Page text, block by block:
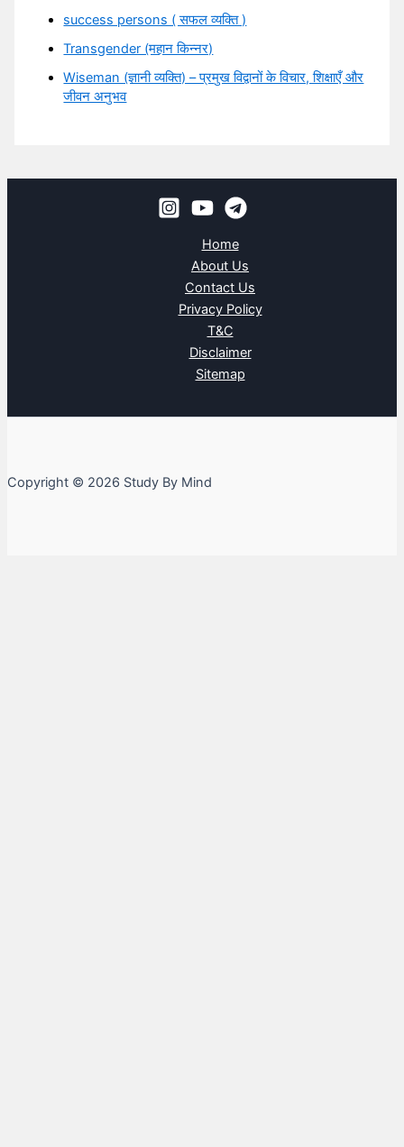
success persons ( सफल व्यक्ति )
Transgender (महान किन्नर)
Wiseman (ज्ञानी व्यक्ति) – प्रमुख विद्वानों के विचार, शिक्षाएँ और
जीवन अनुभव
Home
About Us
Contact Us
Privacy Policy
T&C
Disclaimer
Sitemap
Copyright © 2026 Study By Mind